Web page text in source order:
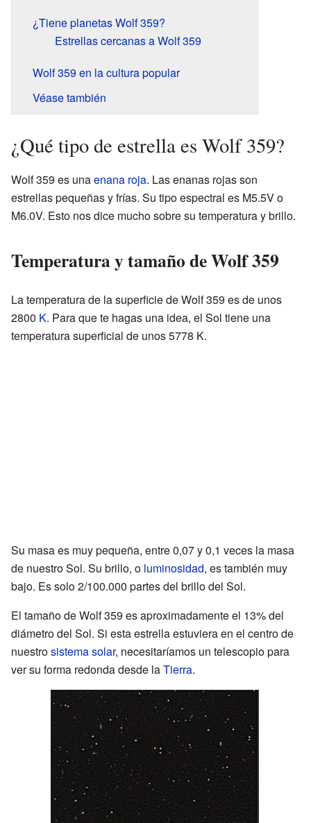
¿Tiene planetas Wolf 359?
Estrellas cercanas a Wolf 359
Wolf 359 en la cultura popular
Véase también
¿Qué tipo de estrella es Wolf 359?
Wolf 359 es unaenana roja. Las enanas rojas son
estrellas pequeñas y frías. Su tipo espectral es M5.5V o
M6.0V. Esto nos dice mucho sobre su temperatura y brillo.
Temperatura y tamaño de Wolf 359
La temperatura de la superficie de Wolf 359 es de unos
2800 K. Para que te hagas una idea, el Sol tiene una
temperatura superficial de unos 5778 K.
Su masa es muy pequeña, entre 0,07 y 0,1 veces la masa
de nuestro Sol. Su brillo, o luminosidad, es también muy
bajo. Es solo 2/100.000 partes del brillo del Sol.
El tamaño de Wolf 359 es aproximadamente el 13% del
diámetro del Sol. Si esta estrella estuviera en el centro de
nuestrosistema solar, necesitaríamos un telescopio para
ver su forma redonda desde laTierra.